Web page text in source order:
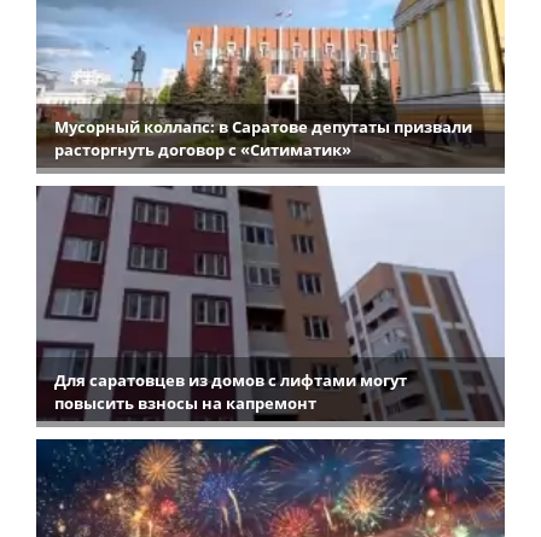
Мусорный коллапс: в Саратове депутаты призвали
расторгнуть договор с «Ситиматик»
Для саратовцев из домов с лифтами могут
повысить взносы на капремонт